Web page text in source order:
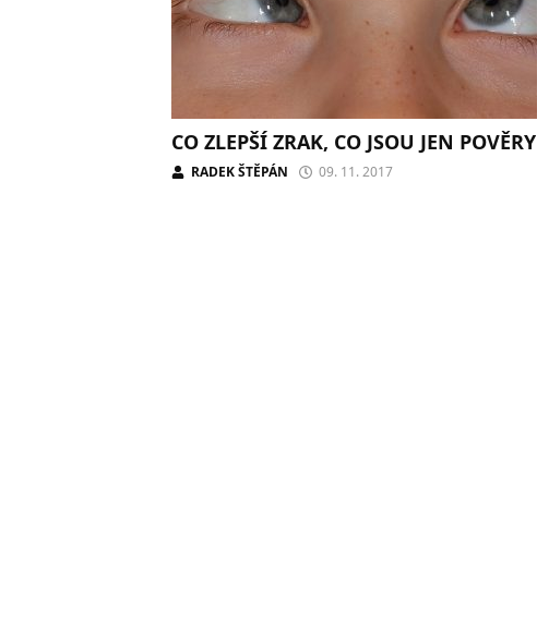
CO ZLEPŠÍ ZRAK, CO JSOU JEN POVĚRY
RADEK ŠTĚPÁN 09. 11. 2017